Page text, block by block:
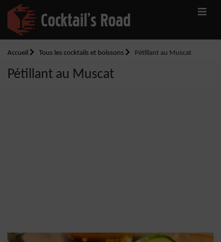
Accueil Tous les cocktails et boissons Pétillant au Muscat
Pétillant au Muscat